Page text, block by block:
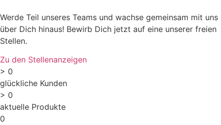
Werde Teil unseres Teams und wachse gemeinsam mit uns
über Dich hinaus! Bewirb Dich jetzt auf eine unserer freien
Stellen.
Zu den Stellenanzeigen
> 0
glückliche Kunden
> 0
aktuelle Produkte
0